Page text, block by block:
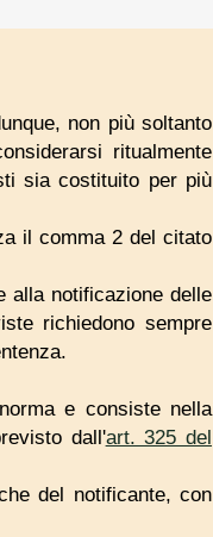
non più soltanto
ritualmente
sia costituito per più
il comma 2 del citato
alla notificazione delle
richiedono sempre
e consiste nella
dall'art. 325 del
del notificante, con